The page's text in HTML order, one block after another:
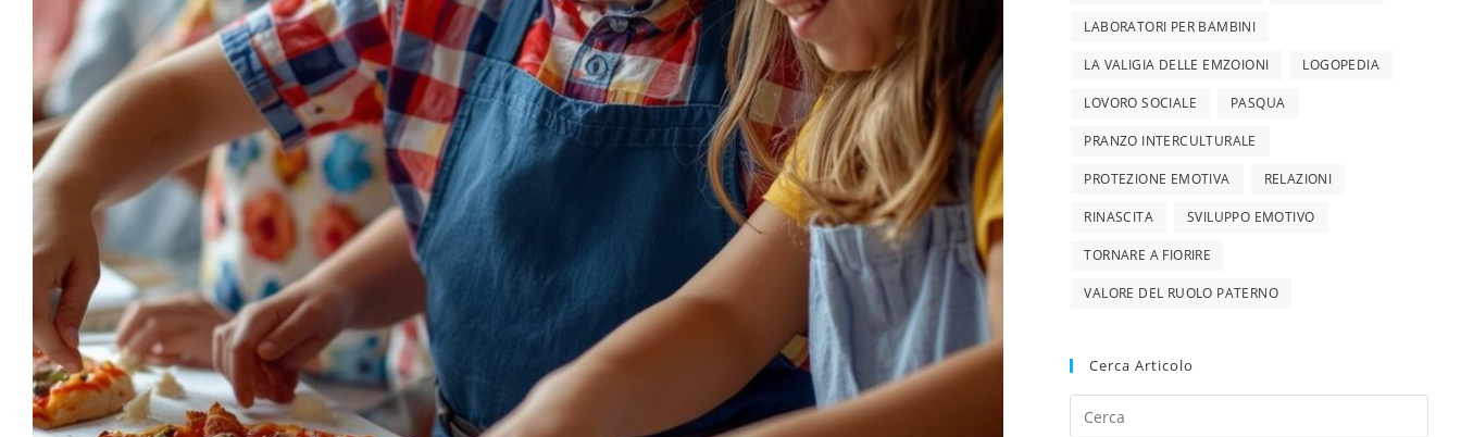
LABORATORI PER BAMBINI
LA VALIGIA DELLE EMZOIONI LOGOPEDIA
LOVORO SOCIALE PASQUA
PRANZO INTERCULTURALE
PROTEZIONE EMOTIVA RELAZIONI
RINASCITA SVILUPPO EMOTIVO
TORNARE A FIORIRE
VALORE DEL RUOLO PATERNO
Cerca Articolo